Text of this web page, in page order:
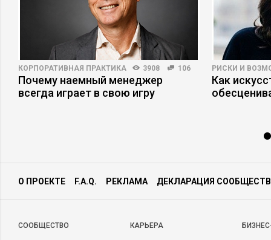
КОРПОРАТИВНАЯ ПРАКТИКА 3908 106
Почему наемный менеджер
всегда играет в свою игру
РИСКИ И
Как
О ПРОЕКТЕ F.A.Q. РЕКЛАМА ДЕКЛАРАЦИЯ
CООБЩЕСТВО КАРЬЕРА